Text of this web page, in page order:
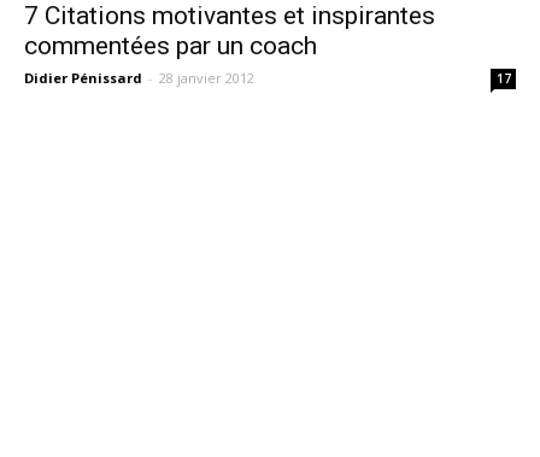
7 Citations motivantes et inspirantes
commentées par un coach
Didier Pénissard - 28 janvier 2012 17